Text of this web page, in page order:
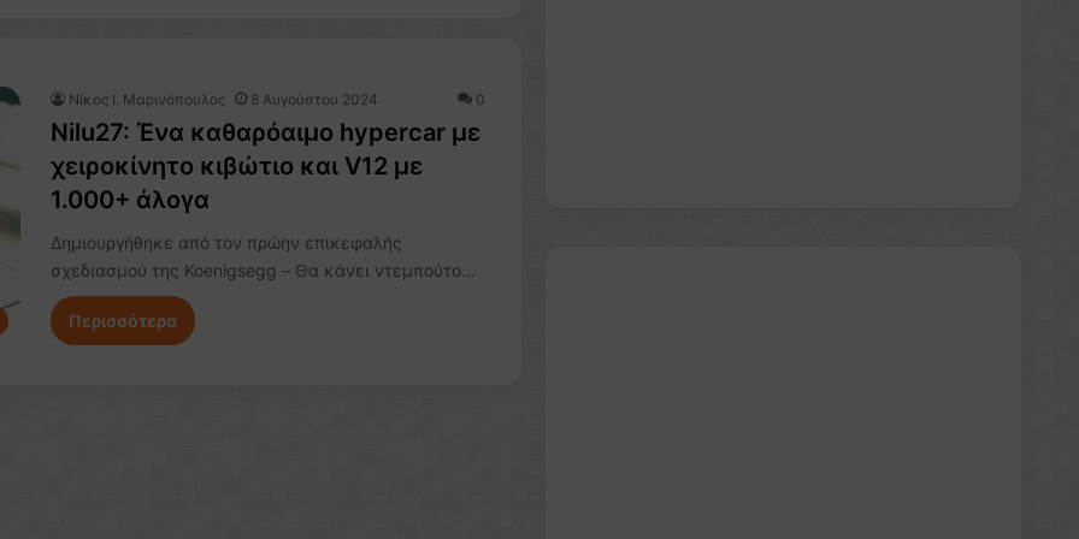
Nίκος Ι. Mαρινόπουλος 8 Αυγούστου 2024 0
Nilu27: Ένα καθαρόαιμο hypercar με
χειροκίνητο κιβώτιο και V12 με
1.000+ άλογα
Δημιουργήθηκε από τον πρώην επικεφαλής
σχεδιασμού της Koenigsegg – Θα κάνει ντεμπούτο…
Περισσότερα